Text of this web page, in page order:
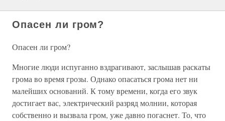
Опасен ли гром?
Опасен ли гром?
Многие люди испуганно вздрагивают, заслышав раскаты
грома во время грозы. Однако опасаться грома нет ни
малейших оснований. К тому времени, когда его звук
достигает вас, электрический разряд молнии, которая
собственно и вызвала гром, уже давно погаснет. То, что